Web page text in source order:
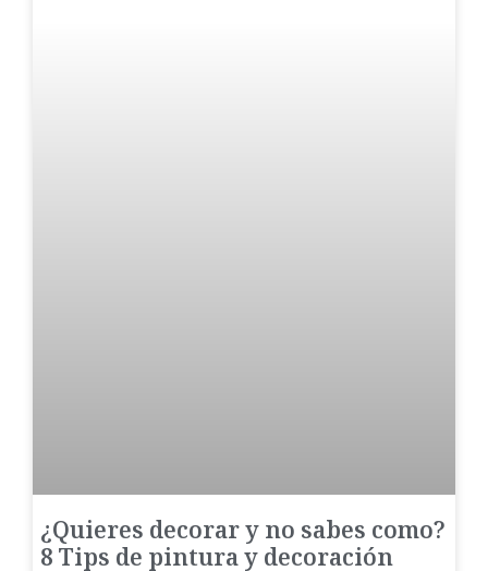
¿Quieres decorar y no sabes como?
8 Tips de pintura y decoración